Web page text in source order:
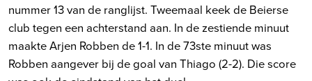
nummer 13 van de ranglijst. Tweemaal keek de Beierse
club tegen een achterstand aan. In de zestiende minuut
maakte Arjen Robben de 1-1. In de 73ste minuut was
Robben aangever bij de goal van Thiago (2-2). Die score